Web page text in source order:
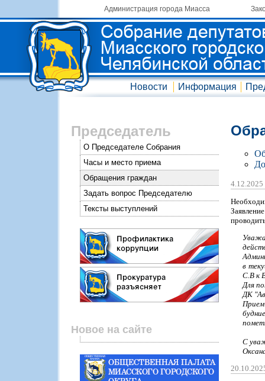
Администрация города Миасса
Новости Информация
Председатель
О Председателе Собрания
Часы и место приема
Обращения граждан
Задать вопрос Председателю
Тексты выступлений
Новое на сайте
в
С.В к
Для
ДК
С